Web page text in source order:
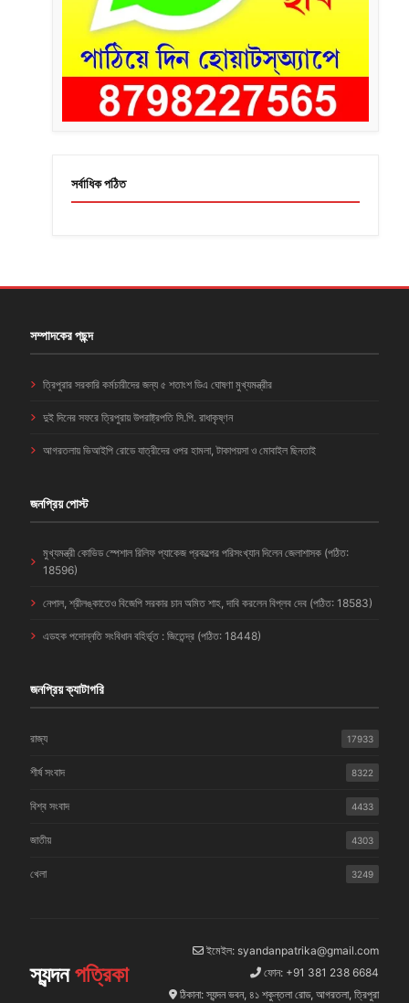
সর্বাধিক পঠিত
সম্পাদকের পছন্দ
ত্রিপুরার সরকারি কর্মচারীদের জন্য ৫ শতাংশ ডিএ ঘোষণা মুখ্যমন্ত্রীর
দুই দিনের সফরে ত্রিপুরায় উপরাষ্ট্রপতি সি.পি. রাধাকৃষ্ণন
আগরতলায় ভিআইপি রোডে যাত্রীদের ওপর হামলা, টাকাপয়সা ও মোবাইল ছিনতাই
জনপ্রিয় পোস্ট
মুখ্যমন্ত্রী কোভিড স্পেশাল রিলিফ প্যাকেজ প্রকল্পের পরিসংখ্যান দিলেন জেলাশাসক (পঠিত:
18596)
নেপাল, শ্রীলঙ্কাতেও বিজেপি সরকার চান অমিত শাহ, দাবি করলেন বিপ্লব দেব (পঠিত: 18583)
এডহক পদোন্নতি সংবিধান বহির্ভূত : জিতেন্দ্র (পঠিত: 18448)
জনপ্রিয় ক্যাটাগরি
রাজ্য 17933
শীর্ষ সংবাদ 8322
বিশ্ব সংবাদ 4433
জাতীয় 4303
খেলা 3249
স্যন্দনপত্রিকা
ইমেইল: syandanpatrika@gmail.com
ফোন: +91 381 238 6684
ঠিকানা: স্যন্দন ভবন, ৪১ শকুন্তলা রোড, আগরতলা, ত্রিপুরা